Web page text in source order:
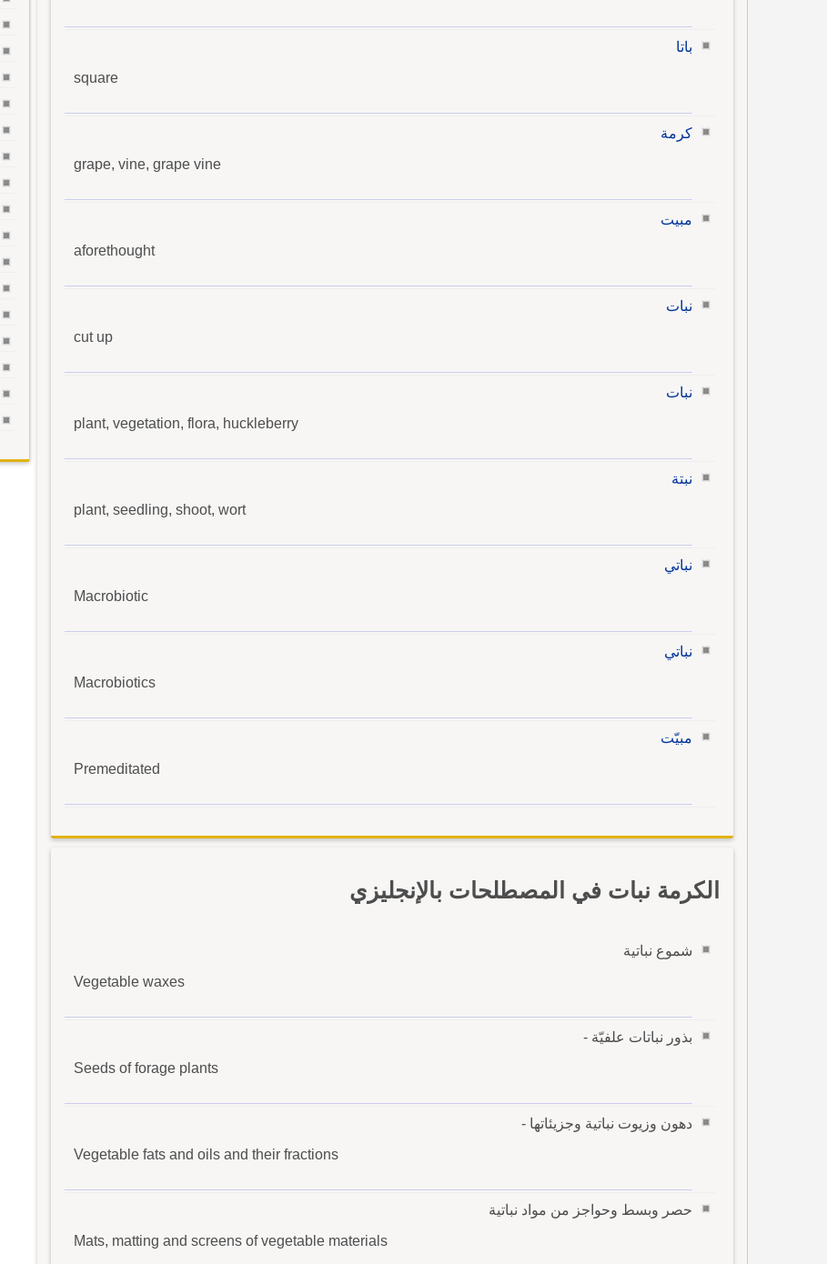
باتا
square
كرمة
grape, vine, grape vine
مبيت
aforethought
نبات
cut up
نبات
plant, vegetation, flora, huckleberry
نبتة
plant, seedling, shoot, wort
نباتي
Macrobiotic
نباتي
Macrobiotics
مبيّت
Premeditated
الكرمة نبات في المصطلحات بالإنجليزي
شموع نباتية
Vegetable waxes
بذور نباتات علفيّة -
Seeds of forage plants
دهون وزيوت نباتية وجزيئاتها -
Vegetable fats and oils and their fractions
حصر وبسط وحواجز من مواد نباتية
Mats, matting and screens of vegetable materials